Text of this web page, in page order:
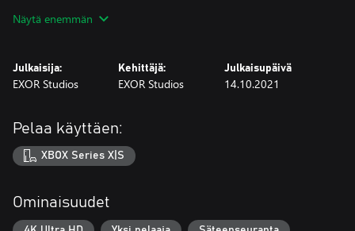
käytät. Olethan paikan ainoa ihminen.
ajan vaikeutuvat vihollisaallot. Jokainen tehtävä
satunnaisgeneroidaan, joten erilaisia läpipeluukokemuksia on
Jos intensiivinen selviytymiskamppailu ei ole makuusi, kokeile
Sandbox-pelitilaa, missä saat koko pelin ohjakset käsiisi. Voit
hallita muun muassa luonnonvaroja, vihollisten syntyä ja sääoloja.
Tärkein tehtäväsi on rakentaa kaksisuuntainen repeämä Maahan
Näytä enemmän
Julkaisija:
EXOR Studios
Kehittäjä:
EXOR Studios
Julkaisupäivä
14.10.2021
Pelaa käyttäen:
XBOX Series X|S
Ominaisuudet